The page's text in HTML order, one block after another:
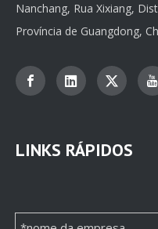
Nanchang, Rua Xixiang,
Província de Guangdong,
LINKS RÁPIDOS